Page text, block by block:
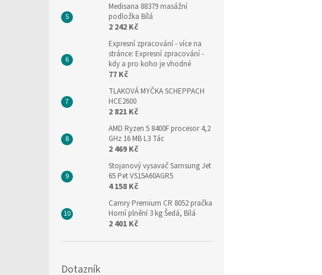
Medisana 88379 masážní
podložka Bílá
2 242 Kč
Expresní zpracování- více na
stránce: Expresní zpracování -
kdy a pro koho je vhodné
77 Kč
TLAKOVÁ MYČKA SCHEPPACH
HCE2600
2 821 Kč
AMD Ryzen 5 8400F procesor 4,2
GHz 16 MB L3 Tác
2 469 Kč
Stojanový vysavač Samsung Jet
65 Pet VS15A60AGR5
4 158 Kč
Camry Premium CR 8052 pračka
Horní plnění 3 kg Šedá, Bílá
2 401 Kč
Dotazník